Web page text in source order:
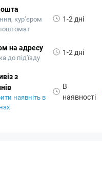
кур’єром
1-2 дні
на адресу
до під'їзду
1-2 дні
з
наявніть в
В
наявності